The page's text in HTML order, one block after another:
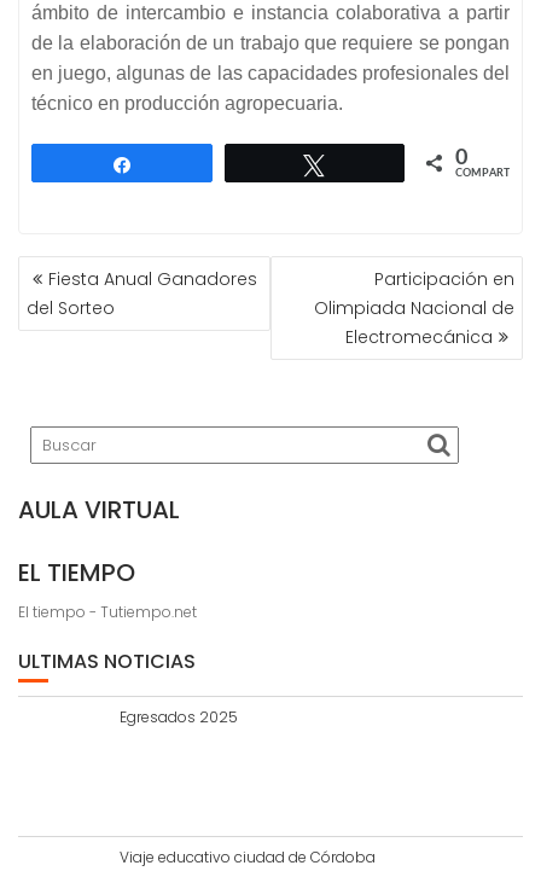
ámbito de intercambio e instancia colaborativa a partir
de la elaboración de un trabajo que requiere se pongan
en juego, algunas de las capacidades profesionales del
técnico en producción agropecuaria.
0
COMPARTIR
NAVEGACIÓN
DE
ENTRADAS
Fiesta Anual Ganadores
del Sorteo
Participación en
Olimpiada Nacional de
Electromecánica
AULA VIRTUAL
EL TIEMPO
El tiempo - Tutiempo.net
ULTIMAS NOTICIAS
Egresados 2025
Viaje educativo ciudad de Córdoba